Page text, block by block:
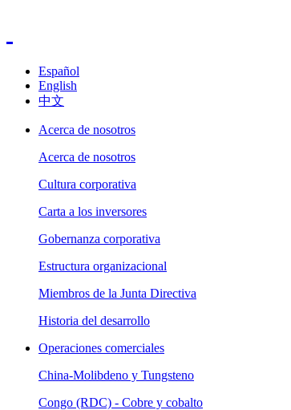
Español
English
中文
Acerca de nosotros
Acerca de nosotros
Cultura corporativa
Carta a los inversores
Gobernanza corporativa
Estructura organizacional
Miembros de la Junta Directiva
Historia del desarrollo
Operaciones comerciales
China-Molibdeno y Tungsteno
Congo (RDC) - Cobre y cobalto